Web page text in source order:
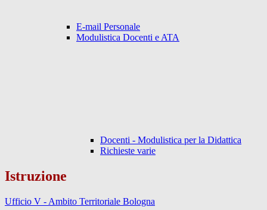
E-mail Personale
Modulistica Docenti e ATA
Docenti - Modulistica per la Didattica
Richieste varie
Istruzione
Ufficio V - Ambito Territoriale Bologna